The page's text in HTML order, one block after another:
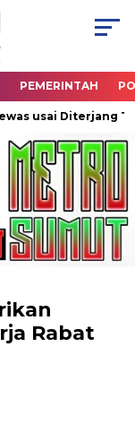
PEMERINTAH
usai Diterjang
Rabat